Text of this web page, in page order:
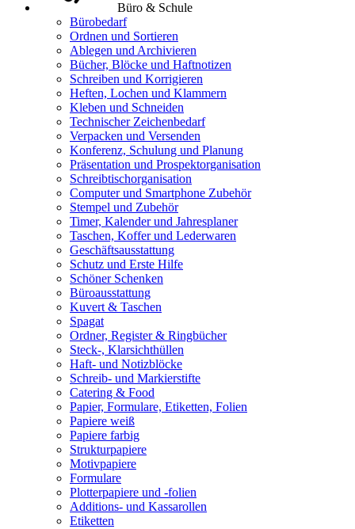
Büro & Schule
Bürobedarf
Ordnen und Sortieren
Ablegen und Archivieren
Bücher, Blöcke und Haftnotizen
Schreiben und Korrigieren
Heften, Lochen und Klammern
Kleben und Schneiden
Technischer Zeichenbedarf
Verpacken und Versenden
Konferenz, Schulung und Planung
Präsentation und Prospektorganisation
Schreibtischorganisation
Computer und Smartphone Zubehör
Stempel und Zubehör
Timer, Kalender und Jahresplaner
Taschen, Koffer und Lederwaren
Geschäftsausstattung
Schutz und Erste Hilfe
Schöner Schenken
Büroausstattung
Kuvert & Taschen
Spagat
Ordner, Register & Ringbücher
Steck-, Klarsichthüllen
Haft- und Notizblöcke
Schreib- und Markierstifte
Catering & Food
Papier, Formulare, Etiketten, Folien
Papiere weiß
Papiere farbig
Strukturpapiere
Motivpapiere
Formulare
Plotterpapiere und -folien
Additions- und Kassarollen
Etiketten